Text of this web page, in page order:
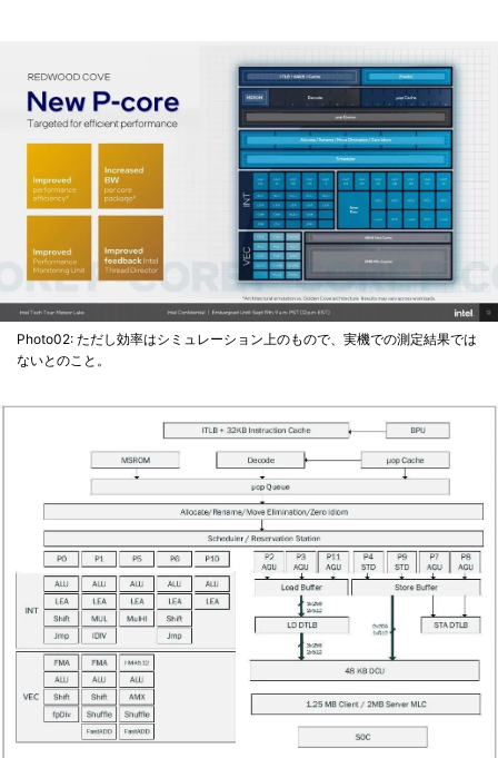
Photo02: ただし効率はシミュレーション上のもので、実機での測定結果では
ないとのこと。